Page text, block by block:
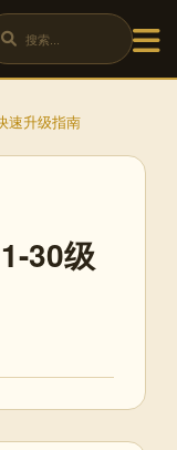
速升级指南
30级